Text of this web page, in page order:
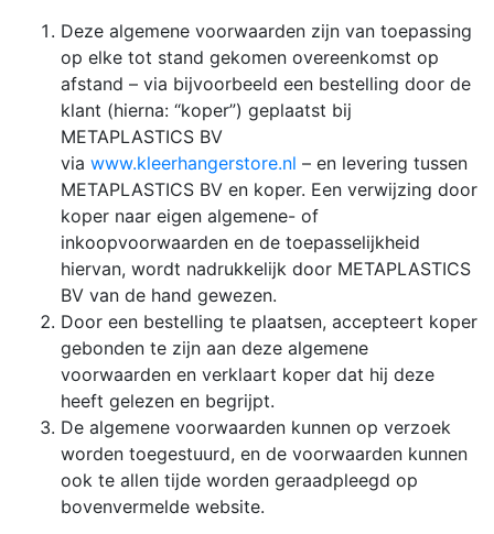
Deze algemene voorwaarden zijn van toepassing
op elke tot stand gekomen overeenkomst op
afstand – via bijvoorbeeld een bestelling door de
klant (hierna: “koper”) geplaatst bij
METAPLASTICS BV
via www.kleerhangerstore.nl – en levering tussen
METAPLASTICS BV en koper. Een verwijzing door
koper naar eigen algemene- of
inkoopvoorwaarden en de toepasselijkheid
hiervan, wordt nadrukkelijk door METAPLASTICS
BV van de hand gewezen.
Door een bestelling te plaatsen, accepteert koper
gebonden te zijn aan deze algemene
voorwaarden en verklaart koper dat hij deze
heeft gelezen en begrijpt.
De algemene voorwaarden kunnen op verzoek
worden toegestuurd, en de voorwaarden kunnen
ook te allen tijde worden geraadpleegd op
bovenvermelde website.